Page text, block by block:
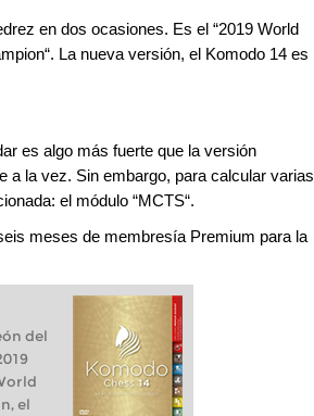
en dos ocasiones. Es el “2019 World
La nueva versión, el Komodo 14 es
es algo más fuerte que la versión
a la vez. Sin embargo, para calcular varias
el módulo “MCTS“.
meses de membresía Premium para la
del
el